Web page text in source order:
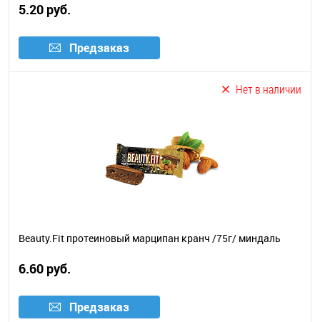
5.20 руб.
Предзаказ
Нет в наличии
Beauty.Fit протеиновый марципан кранч /75г/ миндаль
6.60 руб.
Предзаказ